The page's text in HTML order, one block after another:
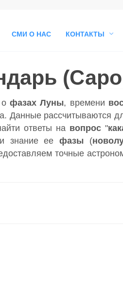
СМИ О НАС КОНТАКТЫ
офазах Луны, времени
Данные рассчитываются
ответы на вопрос "
и знание еефазы (
точные